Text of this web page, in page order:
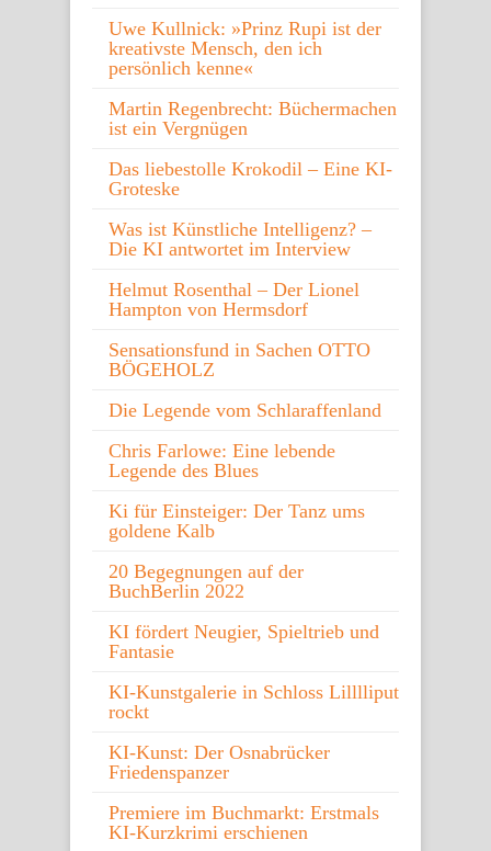
Uwe Kullnick: »Prinz Rupi ist der
kreativste Mensch, den ich
persönlich kenne«
Martin Regenbrecht: Büchermachen
ist ein Vergnügen
Das liebestolle Krokodil – Eine KI-
Groteske
Was ist Künstliche Intelligenz? –
Die KI antwortet im Interview
Helmut Rosenthal – Der Lionel
Hampton von Hermsdorf
Sensationsfund in Sachen OTTO
BÖGEHOLZ
Die Legende vom Schlaraffenland
Chris Farlowe: Eine lebende
Legende des Blues
Ki für Einsteiger: Der Tanz ums
goldene Kalb
20 Begegnungen auf der
BuchBerlin 2022
KI fördert Neugier, Spieltrieb und
Fantasie
KI-Kunstgalerie in Schloss Lilllliput
rockt
KI-Kunst: Der Osnabrücker
Friedenspanzer
Premiere im Buchmarkt: Erstmals
KI-Kurzkrimi erschienen